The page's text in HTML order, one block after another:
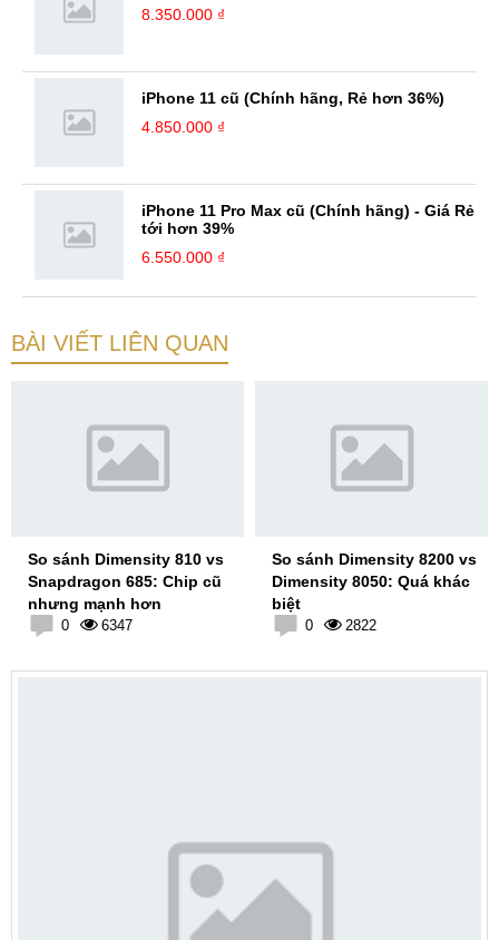
8.350.000 ₫
iPhone 11 cũ (Chính hãng, Rẻ hơn 36%)
4.850.000 ₫
iPhone 11 Pro Max cũ (Chính hãng) - Giá Rẻ
tới hơn 39%
6.550.000 ₫
BÀI VIẾT LIÊN QUAN
So sánh Dimensity 810 vs
Snapdragon 685: Chip cũ
nhưng mạnh hơn
0 6347
So sánh Dimensity 8200 vs
Dimensity 8050: Quá khác
biệt
0 2822